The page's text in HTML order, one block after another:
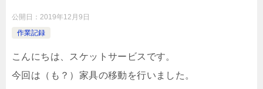
公開日： 2019年12月9日
作業記録
こんにちは、スケットサービスです。
今回は（も？）家具の移動を行いました。